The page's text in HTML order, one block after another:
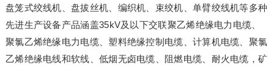
盘笼式绞线机、盘拔丝机、编织机、束绞机、单臂绞线机等多种
先进生产设备产品涵盖35kV及以下交联聚乙烯绝缘电力电缆、
聚氯乙烯绝缘电力电缆、塑料绝缘控制电缆、计算机电缆、聚氯
乙烯绝缘电线和软线、低烟无卤电缆、阻燃电缆、耐火电缆，矿